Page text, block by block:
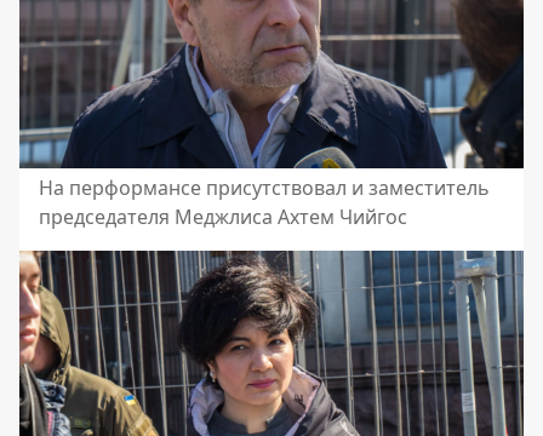
На перформансе присутствовал и заместитель
председателя Меджлиса Ахтем Чийгос